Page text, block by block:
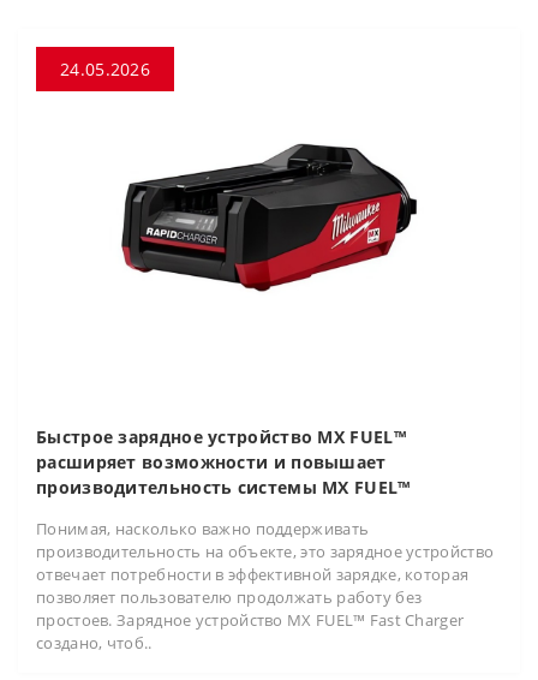
24.05.2026
Быстрое зарядное устройство MX FUEL™
расширяет возможности и повышает
производительность системы MX FUEL™
Понимая, насколько важно поддерживать
производительность на объекте, это зарядное устройство
отвечает потребности в эффективной зарядке, которая
позволяет пользователю продолжать работу без
простоев. Зарядное устройство MX FUEL™ Fast Charger
создано, чтоб..